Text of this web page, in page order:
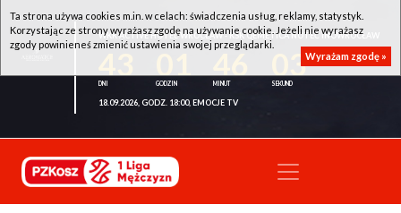
WKK ACTIVE HOTEL WROCŁAW - KSK QEMETICA NOTEĆ INOWROCŁAW
03
18.09.2026, GODZ. 18:00, EMOCJE TV
Ta strona używa cookies m.in. w celach: świadczenia usług, reklamy, statystyk.
Korzystając ze strony wyrażasz zgodę na używanie cookie. Jeżeli nie wyrażasz
zgody powinieneś zmienić ustawienia swojej przeglądarki.
Wyrażam zgodę »